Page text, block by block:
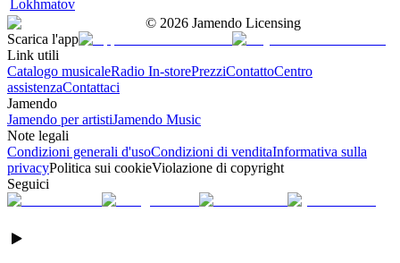
Lokhmatov
© 2026 Jamendo Licensing
Scarica l'app
Link utili
Catalogo musicaleRadio In-storePrezziContattoCentro
assistenzaContattaci
Jamendo
Jamendo per artistiJamendo Music
Note legali
Condizioni generali d'usoCondizioni di venditaInformativa sulla
privacyPolitica sui cookieViolazione di copyright
Seguici